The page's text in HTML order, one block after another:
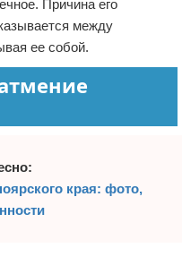
Причина его
между
ее собой.
края: фото,